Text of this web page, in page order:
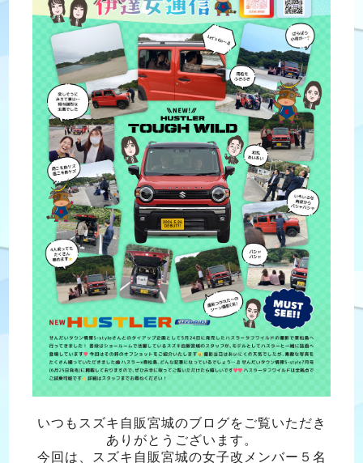
いつもスズキ自販宮城のブログをご覧いただき
ありがとうございます。
今回は、スズキ自販宮城の女子改メンバー５名